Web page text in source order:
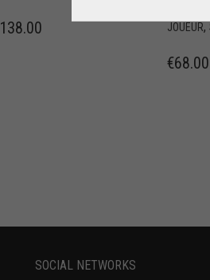
138.00
JOUEUR,
€68.00
SOCIAL NETWORKS